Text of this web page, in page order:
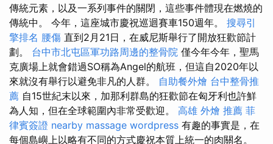
傳統元素，以及一系列事件的關閉，這些事件體現在燃燒的
傳統中。 今年，這座城市慶祝巡迴賽車150週年。 搜尋引
擎排名 腰傷 直到2月21日，在威尼斯舉行了開放狂歡節計
劃。 台中市北屯區軍功路周邊的整骨院 僅今年今年，聖馬
克廣場上就會錯過SO稱為Angel的航班，但這自2020年以
來就沒有舉行以避免非凡的人群。 自助餐外燴 台中整骨推
薦 自15世紀末以來，加那利群島的狂歡節在匈牙利也許鮮
為人知，但在全球範圍內非常受歡迎。 高雄 外燴 推薦 菲
律賓簽證 nearby massage wordpress 有趣的事實是，在
每個島嶼上以略有不同的方式慶祝本質上統一的肉關名。